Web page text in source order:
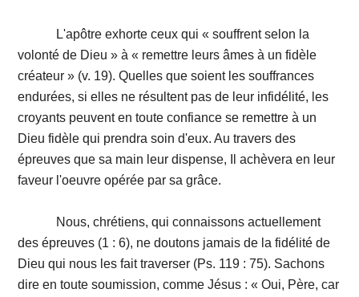
L'apôtre exhorte ceux qui « souffrent selon la
volonté de Dieu » à « remettre leurs âmes à un fidèle
créateur » (v. 19). Quelles que soient les souffrances
endurées, si elles ne résultent pas de leur infidélité, les
croyants peuvent en toute confiance se remettre à un
Dieu fidèle qui prendra soin d'eux. Au travers des
épreuves que sa main leur dispense, Il achèvera en leur
faveur l'oeuvre opérée par sa grâce.
Nous, chrétiens, qui connaissons actuellement
des épreuves (1 : 6), ne doutons jamais de la fidélité de
Dieu qui nous les fait traverser (Ps. 119 : 75). Sachons
dire en toute soumission, comme Jésus : « Oui, Père, car